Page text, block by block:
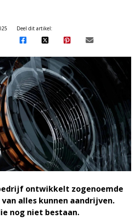
Deel dit artikel:
ontwikkelt zogenoemde
alles kunnen aandrijven.
nog niet bestaan.